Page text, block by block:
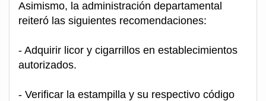
Asimismo, la administración departamental
reiteró las siguientes recomendaciones:
- Adquirir licor y cigarrillos en establecimientos
autorizados.
- Verificar la estampilla y su respectivo código